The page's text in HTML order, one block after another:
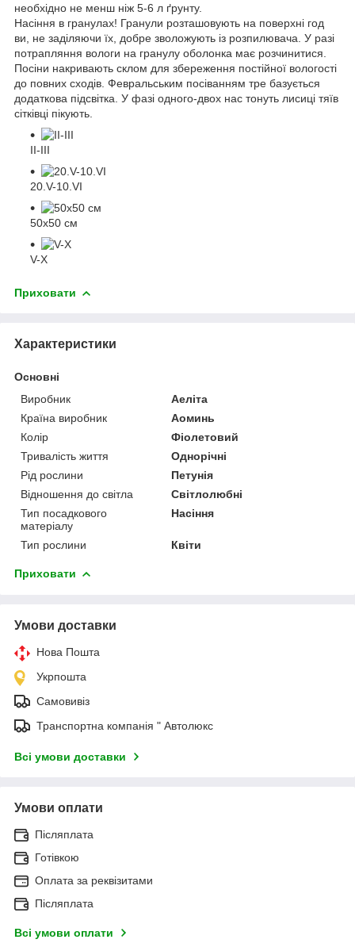
необхідно не менш ніж 5-6 л ґрунту.
Насіння в гранулах! Гранули розташовують на поверхні год
ви, не заділяючи їх, добре зволожують із розпилювача. У разі
потрапляння вологи на гранулу оболонка має розчинитися.
Посіни накривають склом для збереження постійної вологості
до повних сходів. Февральським посіванням тре базується
додаткова підсвітка. У фазі одного-двох нас тонуть лисиці тяїв
сітківці пікують.
II-III
20.V-10.VI
50х50 см
V-X
Приховати
Характеристики
Основні
Виробник
Аеліта
Країна виробник
Аоминь
Колір
Фіолетовий
Тривалість життя
Однорічні
Рід рослини
Петунія
Відношення до світла
Світлолюбні
Тип посадкового
матеріалу
Насіння
Тип рослини Квіти
Приховати
Умови доставки
Нова Пошта
Укрпошта
Самовивіз
Транспортна компанія " Автолюкс
Всі умови доставки
Умови оплати
Післяплата
Готівкою
Оплата за реквізитами
Післяплата
Всі умови оплати